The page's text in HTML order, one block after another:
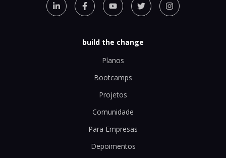
build the change
Planos
Bootcamps
Projetos
Comunidade
Para Empresas
Depoimentos